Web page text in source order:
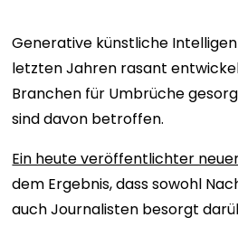
Generative künstliche
letzten Jahren rasant
Branchen für Umbrüche
sind davon betroffen.
Ein heute veröffentlichter
dem Ergebnis, dass sowohl
auch Journalisten besorgt